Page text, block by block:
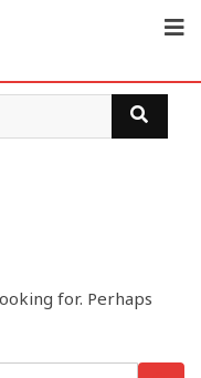
for. Perhaps